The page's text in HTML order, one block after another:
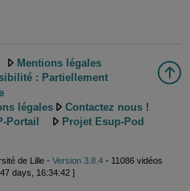
Mentions légales
: Partiellement
légales
Contactez nous !
Portail
Projet Esup-Pod
de Lille - Version 3.8.4- 11086 vidéos
days, 16:34:42 ]